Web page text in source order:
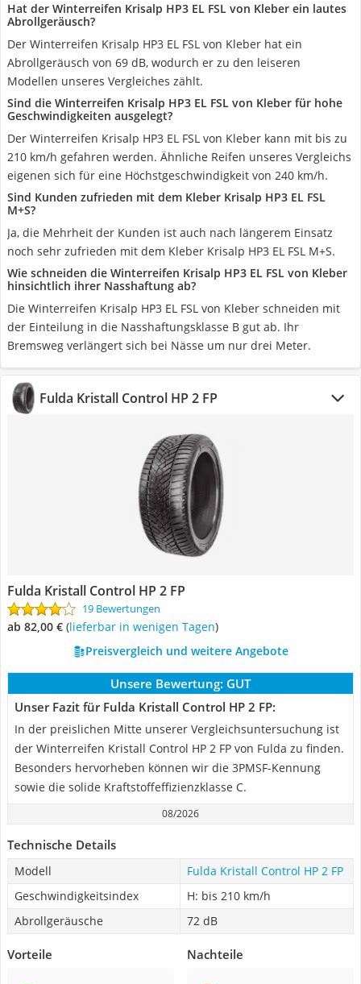
Hat der Winterreifen Krisalp HP3 EL FSL von Kleber ein lautes
Abrollgeräusch?
Der Winterreifen Krisalp HP3 EL FSL von Kleber hat ein
Abrollgeräusch von 69 dB, wodurch er zu den leiseren
Modellen unseres Vergleiches zählt.
Sind die Winterreifen Krisalp HP3 EL FSL von Kleber für hohe
Geschwindigkeiten ausgelegt?
Der Winterreifen Krisalp HP3 EL FSL von Kleber kann mit bis zu
210 km/h gefahren werden. Ähnliche Reifen unseres Vergleichs
eigenen sich für eine Höchstgeschwindigkeit von 240 km/h.
Sind Kunden zufrieden mit dem Kleber Krisalp HP3 EL FSL
M+S?
Ja, die Mehrheit der Kunden ist auch nach längerem Einsatz
noch sehr zufrieden mit dem Kleber Krisalp HP3 EL FSL M+S.
Wie schneiden die Winterreifen Krisalp HP3 EL FSL von Kleber
hinsichtlich ihrer Nasshaftung ab?
Die Winterreifen Krisalp HP3 EL FSL von Kleber schneiden mit
der Einteilung in die Nasshaftungsklasse B gut ab. Ihr
Bremsweg verlängert sich bei Nässe um nur drei Meter.
Fulda Kristall Control HP 2 FP
Fulda Kristall Control HP 2 FP
19 Bewertungen
ab 82,00 € ( Lieferbar in wenigen Tagen)
Preisvergleich und weitere Angebote
Unsere Bewertung: GUT
Unser Fazit für Fulda Kristall Control HP 2 FP:
In der preislichen Mitte unserer Vergleichsuntersuchung ist
der Winterreifen Kristall Control HP 2 FP von Fulda zu finden.
Besonders hervorheben können wir die 3PMSF-Kennung
sowie die solide Kraftstoffeffizienzklasse C.
08/2026
Technische Details
Modell
Fulda Kristall Control HP 2 FP
Geschwindigkeitsindex
H: bis 210 km/h
Abrollgeräusche
72 dB
Vorteile Nachteile